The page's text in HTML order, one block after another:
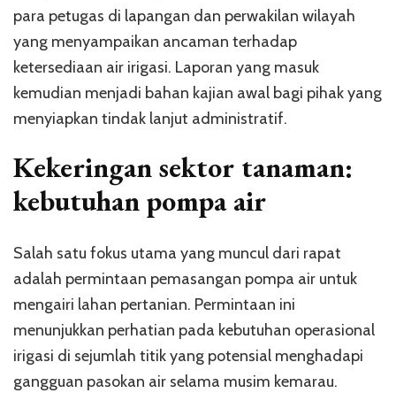
para petugas di lapangan dan perwakilan wilayah
yang menyampaikan ancaman terhadap
ketersediaan air irigasi. Laporan yang masuk
kemudian menjadi bahan kajian awal bagi pihak yang
menyiapkan tindak lanjut administratif.
Kekeringan sektor tanaman:
kebutuhan pompa air
Salah satu fokus utama yang muncul dari rapat
adalah permintaan pemasangan pompa air untuk
mengairi lahan pertanian. Permintaan ini
menunjukkan perhatian pada kebutuhan operasional
irigasi di sejumlah titik yang potensial menghadapi
gangguan pasokan air selama musim kemarau.